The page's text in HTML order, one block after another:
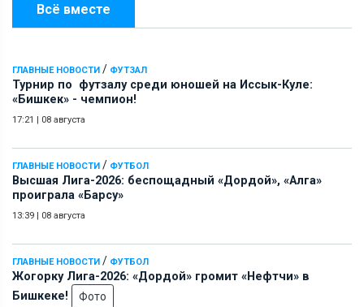
Всё вместе
ГЛАВНЫЕ НОВОСТИ / ФУТЗАЛ
Турнир по футзалу среди юношей на Иссык-Куле:
«Бишкек» - чемпион!
17:21 | 08 августа
ГЛАВНЫЕ НОВОСТИ / ФУТБОЛ
Высшая Лига-2026: беспощадный «Дордой», «Алга»
проиграла «Барсу»
13:39 | 08 августа
ГЛАВНЫЕ НОВОСТИ / ФУТБОЛ
Жогорку Лига-2026: «Дордой» громит «Нефтчи» в
Бишкеке!
Фото